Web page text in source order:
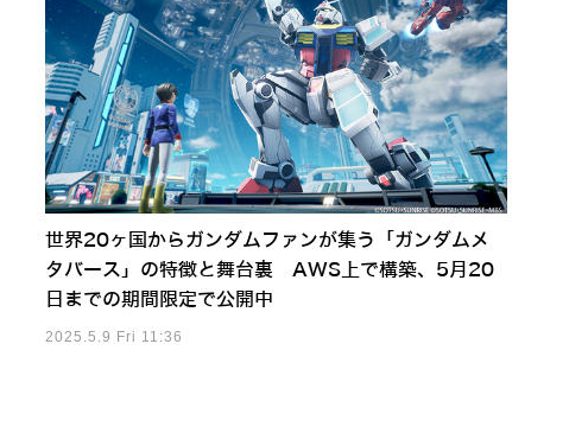
世界20ヶ国からガンダムファンが集う「ガンダムメ
タバース」の特徴と舞台裏 AWS上で構築、5月20
日までの期間限定で公開中
2025.5.9 Fri 11:36